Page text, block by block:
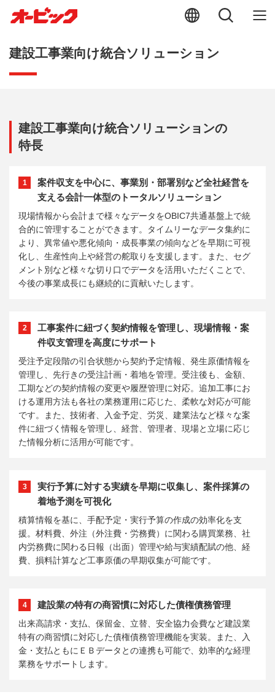
建設工事業向け統合ソリューション
建設工事業向け統合ソリューションの
特長
1
案件収支を中心に、事業別・部署別など全社経営を
支える会計一体型のトータルソリューション
現場情報から会計まで様々なデータをOBIC7共通基盤上で統
合的に管理することができます。タイムリーなデータ集約に
より、異常値や悪化傾向・成長事業の傾向などを早期に可視
化し、生産性向上や経営の舵取りを支援します。また、セグ
メント別など様々な切り口でデータを活用いただくことで、
今後の事業成長にも継続的に貢献いたします。
2
工事案件に紐づく契約情報を管理し、現場情報・案
件収支管理を高度にサポート
受注予定段階の引合状態から契約予定情報、発生原価情報を
管理し、先行きの受注計画・着地を管理。受注後も、金額、
工期などの契約情報の変更や履歴管理に対応。追加工事にお
ける運用方法も各社の業務運用に応じた、柔軟な対応が可能
です。また、技術者、入金予定、労災、建業法など様々な案
件に紐づく情報を管理し、経営、管理者、現場と立場に応じ
た情報分析に活用が可能です。
3
実行予算に対する実績を早期に収集し、案件採算の
着地予測を可視化
積算情報を基に、手配予定・実行予算の作成の効率化を支
援。材料費、外注（外注費・労務費）に関わる購買業務、社
内労務費に関わる日報（出面）管理や給与実績配賦の他、経
費、損料計算など工事原価の早期収集が可能です。
4 建設業の特有の商習慣に対応した債権債務管理
出来高請求・支払、保留金、立替、安全協力会費など建設業
特有の商習慣に対応した債権債務管理機能を実装。また、入
金・支払ともにＥＢデータとの連携も可能で、効率的な経理
業務をサポートします。